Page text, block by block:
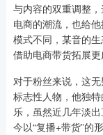
与内容的双重调整
电商的潮流，也给
模式不同，某音的
借助电商带货拓展更
对于粉丝来说，这
标志性人物，他独
乐，虽然近几年淡
今以“复播+带货”的